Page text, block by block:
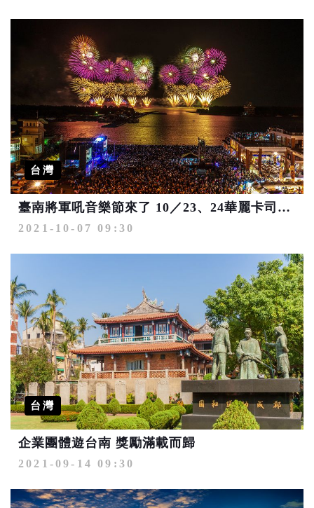
台灣
臺南將軍吼音樂節來了 10／23、24華麗卡司配焰火秀
2021-10-07 09:30
台灣
企業團體遊台南 獎勵滿載而歸
2021-09-14 09:30